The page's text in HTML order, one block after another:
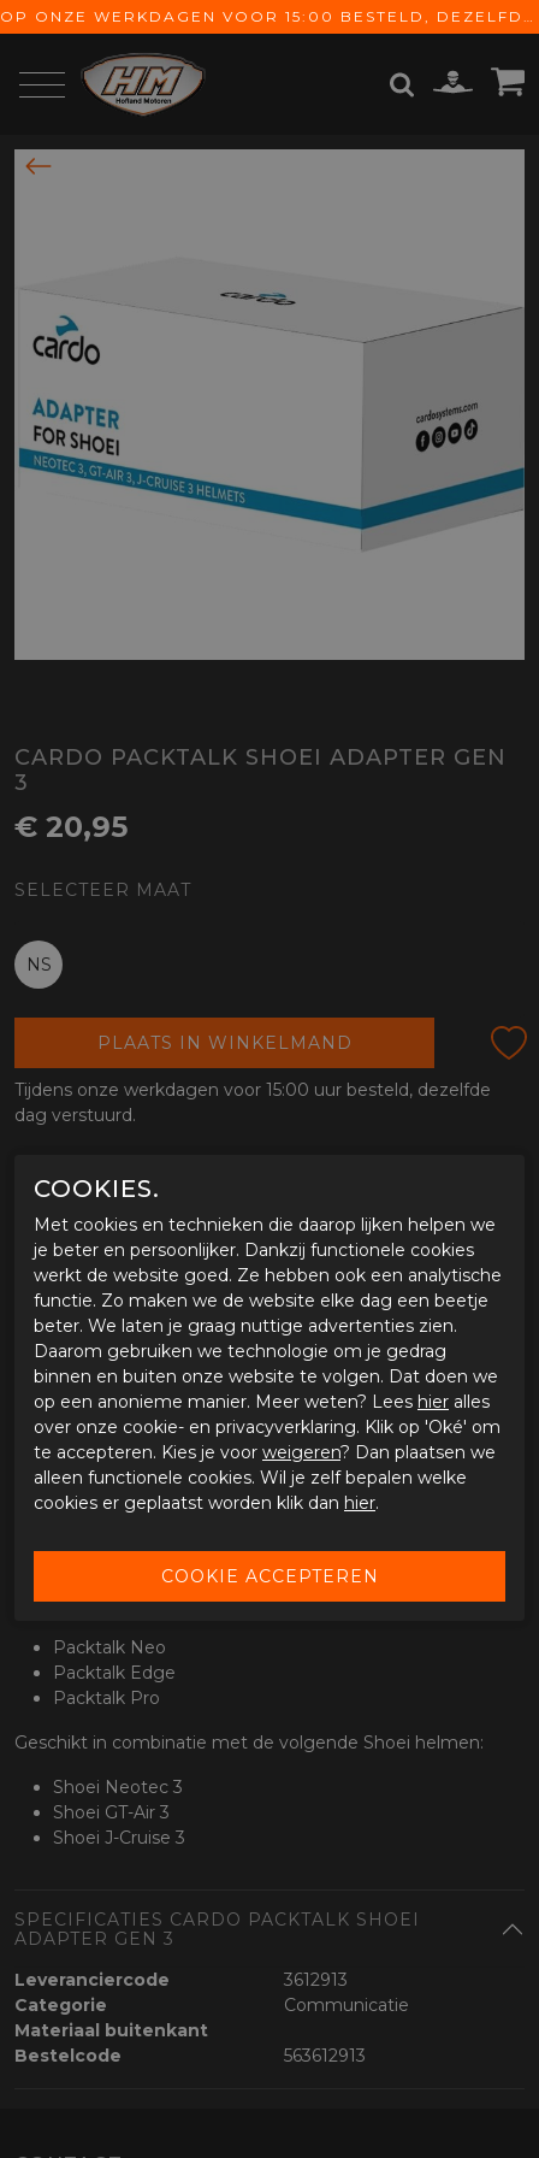
OP ONZE WERKDAGEN VOOR 15:00 BESTELD, DEZELFDE DAG VERZONDEN! GRATIS VERZENDING VANAF € 65,-
CARDO PACKTALK SHOEI ADAPTER GEN
3
€ 20,95
SELECTEER MAAT
NS
PLAATS IN WINKELMAND
Tijdens onze werkdagen voor 15:00 uur besteld, dezelfde
dag verstuurd.
OMSCHRIJVING CARDO PACKTALK SHOEI
Eigenschappen Cardo Packtalk Shoei gen 3
Speciale Cardo adapter voor Gen3 Shoei helmen -
Neotec 3, GT-Air 3 en J-Cruise 3.
Omschrijving
De Cardo Systems Shoei Gen3 adapter, die verkrijgbaar is
voor de NEOTEC 3, GT-AIR 3 en J-CRUISE 3 helmen, biedt
een gestroomlijnde en eenvoudige montage oplossing voor
gebruikers van de Packtalk Edge, Neo en Pro en maakt
gebruik van het vooraf ontworpen montage gedeelte van
Shoei om rijders meer vrijheid te bieden in hun keuze van
communicatiesystemen.
Specificaties
Geschikt in combinatie met de volgende Cardo System
systemen:
Packtalk Neo
Packtalk Edge
Packtalk Pro
Geschikt in combinatie met de volgende Shoei helmen:
Shoei Neotec 3
Shoei GT-Air 3
Shoei J-Cruise 3
SPECIFICATIES CARDO PACKTALK SHOEI
ADAPTER GEN 3
Leveranciercode
3612913
Categorie
Communicatie
Materiaal buitenkant
Bestelcode
563612913
COOKIES.
Met cookies en technieken die daarop lijken helpen we
je beter en persoonlijker. Dankzij functionele cookies
werkt de website goed. Ze hebben ook een analytische
functie. Zo maken we de website elke dag een beetje
beter. We laten je graag nuttige advertenties zien.
Daarom gebruiken we technologie om je gedrag
binnen en buiten onze website te volgen. Dat doen we
op een anonieme manier. Meer weten? Lees hier alles
over onze cookie- en privacyverklaring. Klik op 'Oké' om
te accepteren. Kies je voor weigeren? Dan plaatsen we
alleen functionele cookies. Wil je zelf bepalen welke
cookies er geplaatst worden klik dan hier.